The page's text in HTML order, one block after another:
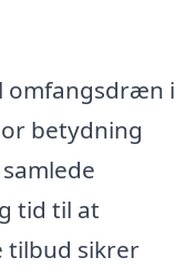
omfangsdræn i
betydning
tid til at
tilbud sikrer